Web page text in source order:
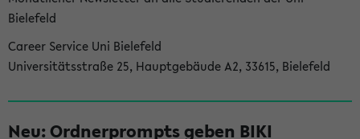
Bielefeld
Career Service Uni Bielefeld
Universitätsstraße 25, Hauptgebäude A2, 33615, Bielefeld
Neu: Ordnerprompts geben BIKI